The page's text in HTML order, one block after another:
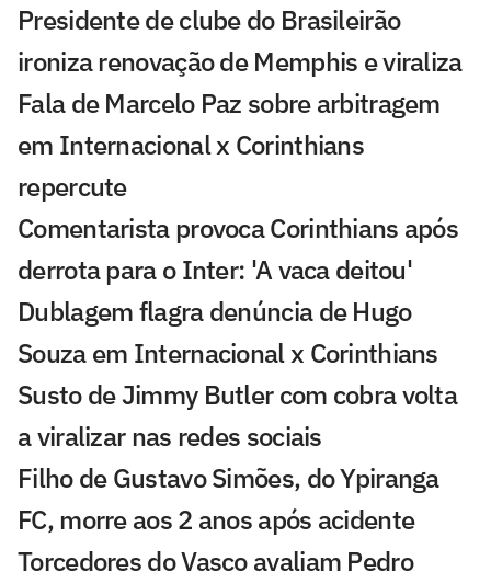
Presidente de clube do Brasileirão
ironiza renovação de Memphis e viraliza
Fala de Marcelo Paz sobre arbitragem
em Internacional x Corinthians
repercute
Comentarista provoca Corinthians após
derrota para o Inter: 'A vaca deitou'
Dublagem flagra denúncia de Hugo
Souza em Internacional x Corinthians
Susto de Jimmy Butler com cobra volta
a viralizar nas redes sociais
Filho de Gustavo Simões, do Ypiranga
FC, morre aos 2 anos após acidente
Torcedores do Vasco avaliam Pedro